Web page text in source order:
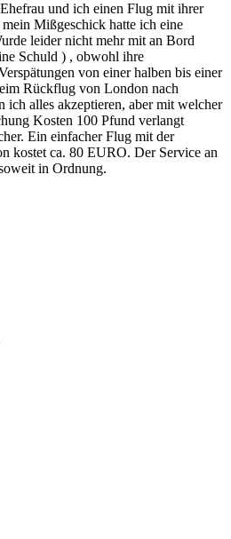
und ich einen Flug mit ihrer
Mißgeschick hatte ich eine
leider nicht mehr mit an Bord
Schuld ) , obwohl ihre
von einer halben bis einer
Rückflug von London nach
ich alles akzeptieren, aber mit welcher
Kosten 100 Pfund verlangt
Ein einfacher Flug mit der
kostet ca. 80 EURO. Der Service an
in Ordnung.